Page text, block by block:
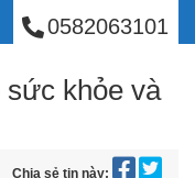
PHÚ
0582063101
khỏe và
Chia sẻ tin này: